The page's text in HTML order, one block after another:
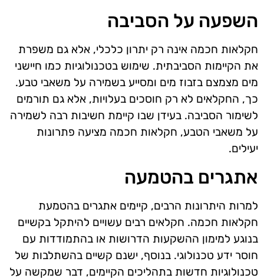
השפעה על הסביבה
חקלאות חכמה אינה רק יתרון כלכלי, אלא גם משפרת
את הקיימות הסביבתית. שימוש בטכנולוגיות כמו חיישני
מים מצמצם בזבוז מים ומסייע בשמירה על משאבי טבע.
כך, החקלאים לא רק חוסכים בעלויות, אלא גם תורמים
לשימור הסביבה. בעידן שבו קיימת חשיבות רבה לשמירה
על משאבי הטבע, חקלאות חכמה מציעה פתרונות
יעילים.
אתגרים בהטמעה
למרות היתרונות הרבים, קיימים אתגרים בהטמעת
חקלאות חכמה. חקלאים רבים עשויים להיתקל בקשיים
בנוגע למימון ההשקעות הדרושות או בהתמודדות עם
חוסר ידע טכנולוגי. בנוסף, ישנם קשיים בהשתלבות של
טכנולוגיות חדשות בתהליכים הקיימים, דבר שמקשה על